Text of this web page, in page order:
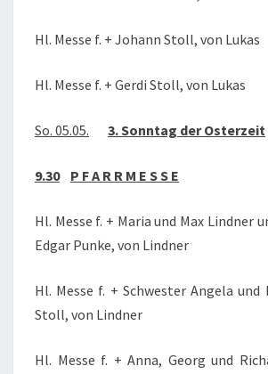
Hl. Messe f. + Johann Stoll, von Lukas
Hl. Messe f. + Gerdi Stoll, von Lukas
So. 05.05. 3. Sonntag der Osterzeit
9.30 P F A R R M E S S E
Hl. Messe f. + Maria und Max Lindner
Edgar Punke, von Lindner
Hl. Messe f. + Schwester Angela und
Stoll, von Lindner
Hl. Messe f. + Anna, Georg und